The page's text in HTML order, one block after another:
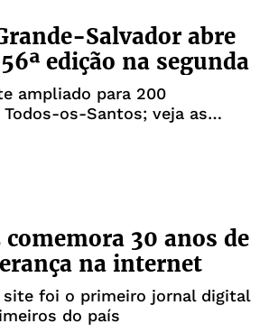
Salvador abre
edição na segunda
ampliado para 200
os-Santos; veja as
comemora 30 anos de
na internet
site foi o primeiro jornal digital
do país